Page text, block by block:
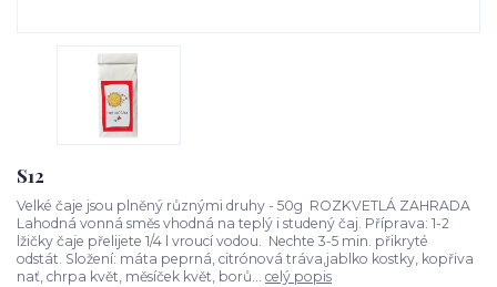
S12
Velké čaje jsou plněný různými druhy - 50g ROZKVETLÁ ZAHRADA
Lahodná vonná směs vhodná na teplý i studený čaj. Příprava: 1-2
lžičky čaje přelijete 1/4 l vroucí vodou. Nechte 3-5 min. přikryté
odstát. Složení: máta peprná, citrónová tráva,jablko kostky, kopřiva
nať, chrpa květ, měsíček květ, borů... celý popis